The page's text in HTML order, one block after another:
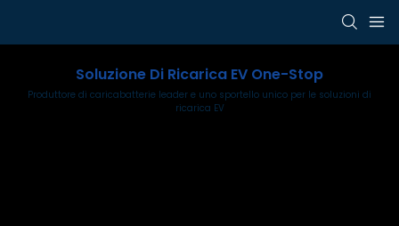
Soluzione Di Ricarica EV One-Stop
Produttore di caricabatterie leader e uno sportello unico per le soluzioni di
ricarica EV